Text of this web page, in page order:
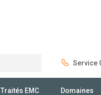
Service
Traités EMC Domaines